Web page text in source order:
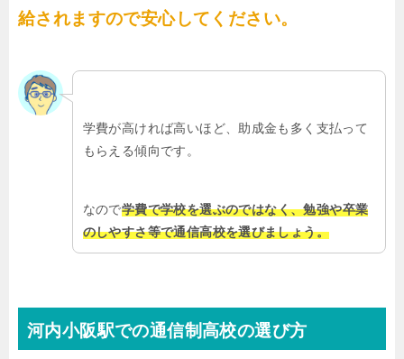
給されますので安心してください。
学費が高ければ高いほど、助成金も多く支払って
もらえる傾向です。
なので学費で学校を選ぶのではなく、勉強や卒業
のしやすさ等で通信高校を選びましょう。
河内小阪駅での通信制高校の選び方